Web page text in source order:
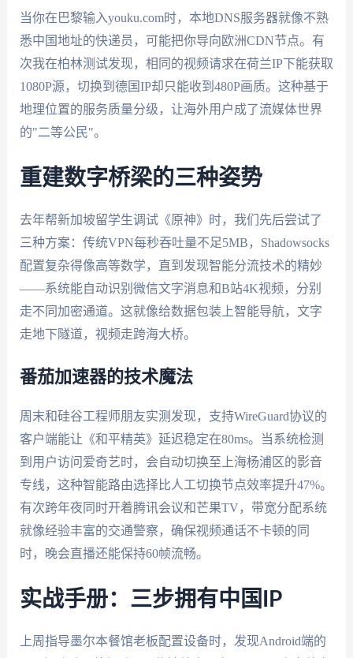
当你在巴黎输入youku.com时，本地DNS服务器就像不熟
悉中国地址的快递员，可能把你导向欧洲CDN节点。有
次我在柏林测试发现，相同的视频请求在荷兰IP下能获取
1080P源，切换到德国IP却只能收到480P画质。这种基于
地理位置的服务质量分级，让海外用户成了流媒体世界
的"二等公民"。
重建数字桥梁的三种姿势
去年帮新加坡留学生调试《原神》时，我们先后尝试了
三种方案：传统VPN每秒吞吐量不足5MB，Shadowsocks
配置复杂得像高等数学，直到发现智能分流技术的精妙
——系统能自动识别微信文字消息和B站4K视频，分别
走不同加密通道。这就像给数据包装上智能导航，文字
走地下隧道，视频走跨海大桥。
番茄加速器的技术魔法
周末和硅谷工程师朋友实测发现，支持WireGuard协议的
客户端能让《和平精英》延迟稳定在80ms。当系统检测
到用户访问爱奇艺时，会自动切换至上海杨浦区的影音
专线，这种智能路由选择比人工切换节点效率提升47%。
有次跨年夜同时开着腾讯会议和芒果TV，带宽分配系统
就像经验丰富的交通警察，确保视频通话不卡顿的同
时，晚会直播还能保持60帧流畅。
实战手册：三步拥有中国IP
上周指导墨尔本餐馆老板配置设备时，发现Android端的